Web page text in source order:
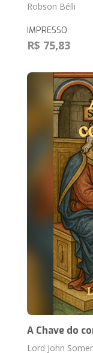
Robson Bélli
IMPRESSO
R$ 75,83
A Chave do
Lord John